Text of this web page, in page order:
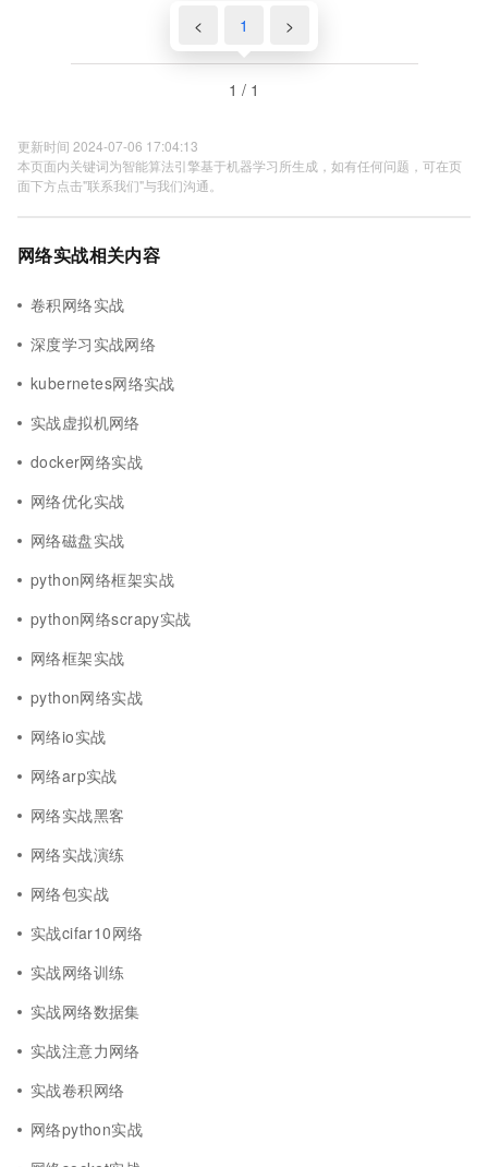
< 1 >
1 / 1
更新时间 2024-07-06 17:04:13
本页面内关键词为智能算法引擎基于机器学习所生成，如有任何问题，可在页
面下方点击"联系我们"与我们沟通。
网络实战相关内容
卷积网络实战
深度学习实战网络
kubernetes网络实战
实战虚拟机网络
docker网络实战
网络优化实战
网络磁盘实战
python网络框架实战
python网络scrapy实战
网络框架实战
python网络实战
网络io实战
网络arp实战
网络实战黑客
网络实战演练
网络包实战
实战cifar10网络
实战网络训练
实战网络数据集
实战注意力网络
实战卷积网络
网络python实战